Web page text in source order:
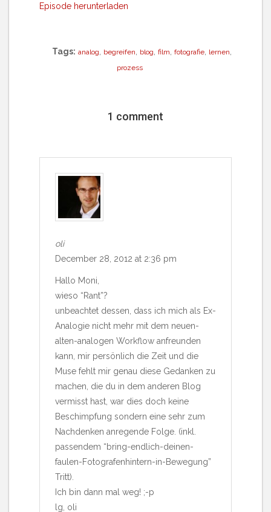
Episode herunterladen
Tags: analog begreifen blog film fotografie, lernen
prozess
1 comment
oli
December 28, 2012 at 2:36 pm
Hallo Moni,
wieso “Rant”?
unbeachtet dessen, dass ich mich als Ex-
Analogie nicht mehr mit dem neuen-
alten-analogen Workflow anfreunden
kann, mir persönlich die Zeit und die
Muse fehlt mir genau diese Gedanken zu
machen, die du in dem anderen Blog
vermisst hast, war dies doch keine
Beschimpfung sondern eine sehr zum
Nachdenken anregende Folge. (inkl.
passendem “bring-endlich-deinen-
faulen-Fotografenhintern-in-Bewegung”
Tritt).
Ich bin dann mal weg! ;-p
lg, oli